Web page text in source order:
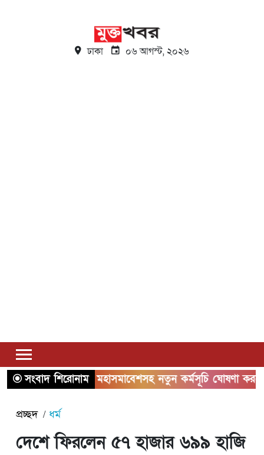
ঢাকা ০৬ আগস্ট, ২০২৬
সংবাদ শিরোনাম
ঢাকায় মহাসমাবেশসহ নতুন কর্মসূচি ঘোষণা করলো ১১
প্রচ্ছদ ধর্ম
দেশে ফিরলেন ৫৭ হাজার ৬৯৯ হাজি